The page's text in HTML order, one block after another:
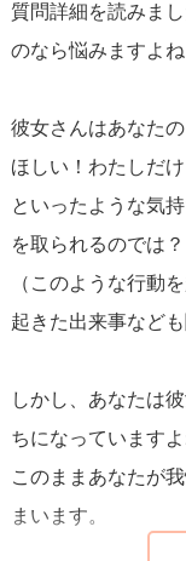
ことを忘れずに。
質問詳細を読みま
のなら悩みますよね
彼女さんはあなた
ほしい！わたしだ
といったような気
を取られるのでは
（このような行動
起きた出来事など
しかし、あなたは
ちになっていますよ
このままあなたが
まいます。